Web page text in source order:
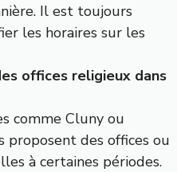
Il est toujours
les horaires sur les
offices religieux dans
comme Cluny ou
proposent des offices ou
à certaines périodes.